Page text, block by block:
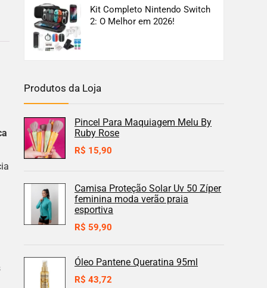
Kit Completo Nintendo Switch
2: O Melhor em 2026!
Produtos da Loja
Pincel Para Maquiagem Melu By
Ruby Rose
R$ 15,90
Camisa Proteção Solar Uv 50 Zíper
feminina moda verão praia
esportiva
R$ 59,90
Óleo Pantene Queratina 95ml
R$ 43,72